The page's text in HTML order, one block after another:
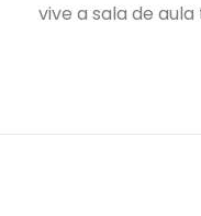
vive a sala de aula